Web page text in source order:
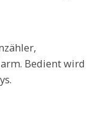
Bedient wird